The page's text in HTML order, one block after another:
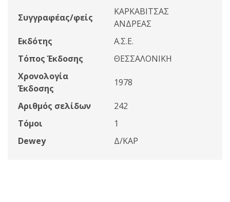
Συγγραφέας/φείς
ΚΑΡΚΑΒΙΤΣΑΣ
ΑΝΔΡΕΑΣ
Εκδότης
Α.Σ.Ε.
Τόπος Έκδοσης
ΘΕΣΣΑΛΟΝΙΚΗ
Χρονολογία
Έκδοσης
1978
Αριθμός σελίδων
242
Τόμοι
1
Dewey
Δ/ΚΑΡ